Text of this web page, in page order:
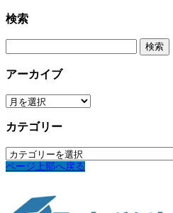
検索
索:
アーカイブ
ア
カ
ブ
カテゴリー
カ
テ
ページ上部へ戻る